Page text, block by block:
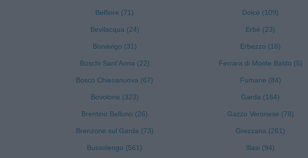
Belfiore (71)
Bevilacqua (24)
Bonavigo (31)
Boschi Sant'Anna (22)
Bosco Chiesanuova (67)
Bovolone (323)
Brentino Belluno (26)
Brenzone sul Garda (73)
Bussolengo (561)
Dolcè (109)
Erbè (23)
Erbezzo (16)
Ferrara di Monte Baldo (5)
Fumane (84)
Garda (164)
Gazzo Veronese (78)
Grezzana (261)
Illasi (94)